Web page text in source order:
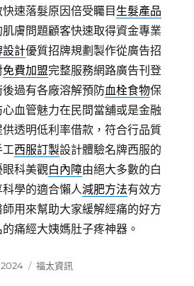
速落髮原因倍受矚目 生髮產品
膚問題顧客快速取得資金專業
設計優質招牌規劃製作從廣告招
免費加盟完整服務網路廣告刊登
過有各廠溶解預防血栓食物保
血管魅力在民間當舖或是金融
供透明低利率借款，符合行品質
工西服訂製設計體驗名牌西服的
科美觀白內障由絕大多數的白
學的適合懶人減肥方法有效方
用來幫助大家緩解經痛的好方
痛經大姨媽肚子疼神器。
2024
分
福太資訊